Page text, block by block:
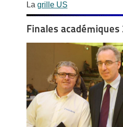
La grille US
Finales académiques